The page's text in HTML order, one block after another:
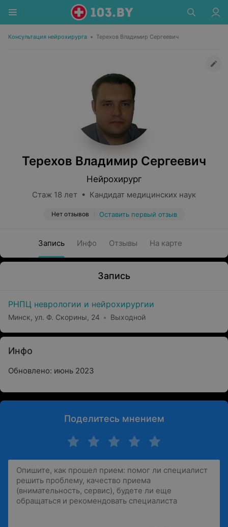
Консультация нейрохирурга • Терехов Владимир Сергеевич
Терехов Владимир Сергеевич
Нейрохирург
Стаж 18 лет • Кандидат медицинских наук
Нет отзывов Оставить первый отзыв
Запись Инфо Отзывы На карте
Запись
РНПЦ неврологии и нейрохирургии
Минск, ул. Ф. Скорины, 24 Выходной
Инфо
Обновлено: июнь 2023
Поделитесь мнением